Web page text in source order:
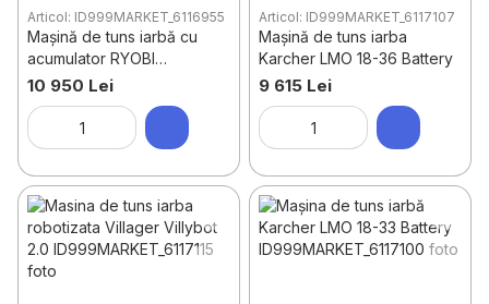
Articol: ID999MARKET_6116955
Mașină de tuns iarbă cu
acumulator RYOBI
RLM18X41H240
10 950 Lei
Articol: ID999MARKET_6117107
Mașină de tuns iarba
Karcher LMO 18-36 Battery
9 615 Lei